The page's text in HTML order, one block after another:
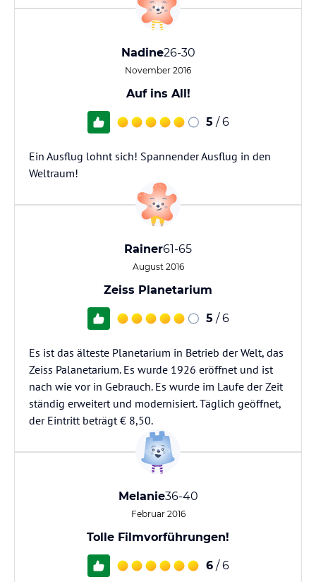
Nadine26-30
November 2016
Auf ins All!
5 / 6
Ein Ausflug lohnt sich! Spannender Ausflug in den
Weltraum!
Rainer61-65
August 2016
Zeiss Planetarium
5 / 6
Es ist das älteste Planetarium in Betrieb der Welt, das
Zeiss Palanetarium. Es wurde 1926 eröffnet und ist
nach wie vor in Gebrauch. Es wurde im Laufe der Zeit
ständig erweitert und modernisiert. Täglich geöffnet,
der Eintritt beträgt € 8,50.
Melanie36-40
Februar 2016
Tolle Filmvorführungen!
6 / 6